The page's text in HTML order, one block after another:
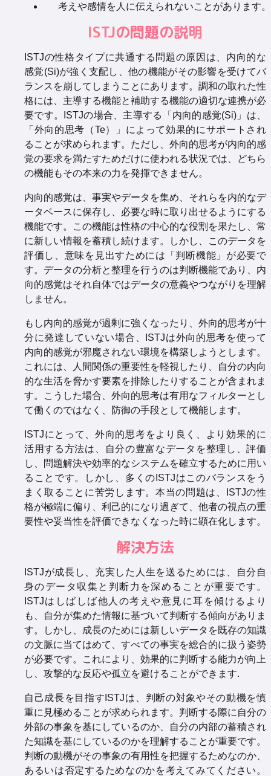
考えや感情を人に伝えられないことがあります。
ISTJの問題の説明
ISTJの性格タイプに共通する問題の原因は、内向的な
感覚(Si)が強く支配し、他の機能がその影響を受けてバ
ランスを崩してしまうことにあります。調和の取れた性
格には、主導する機能と補助する機能の適切な連携が必
要です。ISTJの場合、主導する「内向的感覚(Si)」は、
「外向的思考（Te）」によって効果的にサポートされ
ることが求められます。ただし、外向的思考が内向的感
覚の要求を満たすためだけに使われる状況では、どちら
の機能もその本来の力を発揮できません。
内向的感覚は、事実やデータを集め、それらを内的なデ
ータベースに保存し、必要な時に取り出せるようにする
機能です。この機能は性格の中心的な役割を果たし、常
に新しい情報を蓄積し続けます。しかし、このデータを
評価し、意味を見出すためには「判断機能」が必要で
す。データの分析と整理を行うのは判断機能であり、内
向的感覚はそれ自体ではデータの意義やつながりを理解
しません。
もし内向的感覚が過剰に強くなったり、外向的思考が十
分に発達していない場合、ISTJは外向的思考を使って
内向的感覚が邪魔されない環境を構築しようとします。
これには、人間関係の重要性を軽視したり、自分の内向
的な生活を脅かす要素を排除したりすることが含まれま
す。こうした場合、外向的思考は有用なフィルターとし
て働くのではなく、防御の手段として機能します。
ISTJにとって、外向的思考をより良く、より効果的に
活用する方法は、自分の豊富なデータを整理し、評価
し、問題解決や効率的なシステムを確立するために用い
ることです。しかし、多くのISTJはこのバランスをう
まく取ることに苦労します。本当の問題は、ISTJの性
格が極端に偏り、利己的になり過ぎて、他者の視点の重
要性や妥当性を評価できなくなった時に顕在化します。
解決方法
ISTJが成長し、充実した人生を送るためには、自分自
身のデータ収集と判断力を深めることが重要です。
ISTJはしばしば他人の考えや意見に耳を傾けるより
も、自分が集めた情報に基づいて判断する傾向がありま
す。しかし、成長のためには新しいデータを既存の知識
の文脈に当てはめて、すべての事実を総合的に扱う姿勢
が必要です。これにより、効果的に判断する能力が向上
し、攻撃的な反応や孤立を避けることができます.
自己成長を目指すISTJは、判断の対象やその動機を慎
重に見極めることが求められます。判断する際に自分の
外部の事象を基にしているのか、自分の内部の蓄積され
た知識を基にしているのかを理解することが重要です。
判断の動機がその事象の有用性を把握するためなのか、
あるいは否定するためなのかを考えてみてください。